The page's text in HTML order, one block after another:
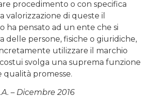
procedimento o con specifica
valorizzazione di queste il
ha pensato ad un ente che si
delle persone, fisiche o giuridiche,
utilizzare il marchio
svolga una suprema funzione
qualità promesse.
– Dicembre 2016